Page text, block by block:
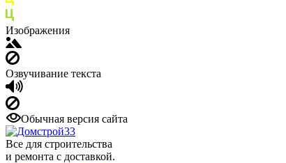
Изображения
Озвучивание текста
Обычная версия сайта
Все для строительства
и ремонта с доставкой.